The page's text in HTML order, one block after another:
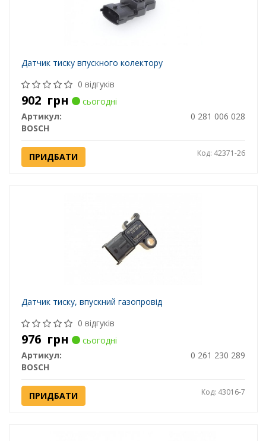
Датчик тиску впускного колектору
0 відгуків
902 грн
сьогодні
Артикул:
0 281 006 028
BOSCH
ПРИДБАТИ Код: 42371-26
Датчик тиску, впускний газопровід
0 відгуків
976 грн
сьогодні
Артикул:
0 261 230 289
BOSCH
ПРИДБАТИ Код: 43016-7